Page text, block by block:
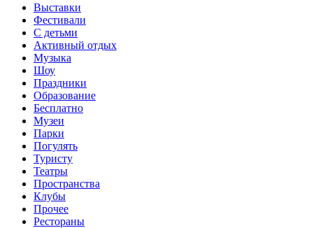
Выставки
Фестивали
С детьми
Активный отдых
Музыка
Шоу
Праздники
Образование
Бесплатно
Музеи
Парки
Погулять
Туристу
Театры
Пространства
Клубы
Прочее
Рестораны